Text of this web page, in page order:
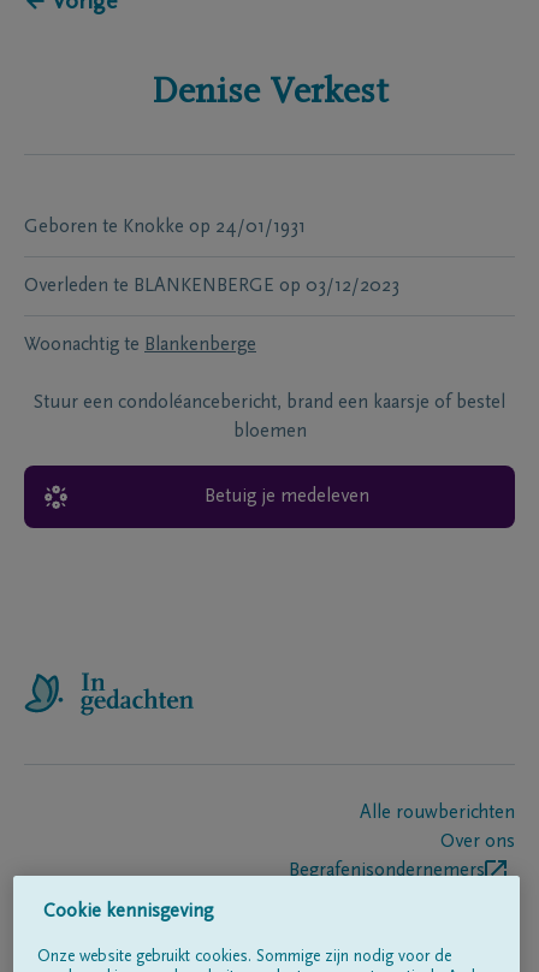
Denise Verkest
Geboren te Knokke op 24/01/1931
Overleden te BLANKENBERGE op 03/12/2023
Woonachtig te Blankenberge
Stuur een condoléancebericht, brand een kaarsje of bestel
bloemen
Betuig je medeleven
Alle rouwberichten
Over ons
Begrafenisondernemers
Cookie kennisgeving
Onze website gebruikt cookies. Sommige zijn nodig voor de